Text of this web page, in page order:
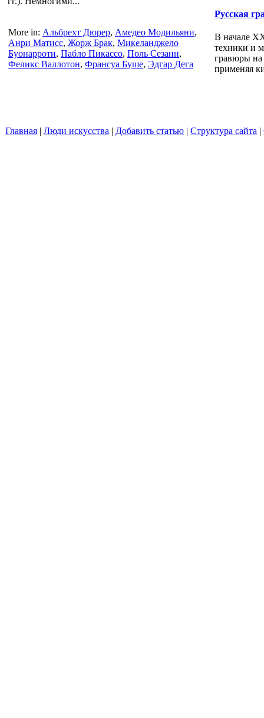
More in: Альбрехт Дюрер, Амедео Модильяни,
Анри Матисс, Жорж Брак, Микеланджело
Буонарроти, Пабло Пикассо, Поль Сезанн,
Феликс Валлотон, Франсуа Буше, Эдгар Дега
Русская
В начале
техники и
гравюры на
применяя
Главная | Люди искусства | Добавить статью | Структура сайта |